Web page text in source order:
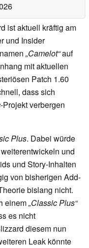
ist aktuell kräftig am
und Insider
„Camelot“auf
mit aktuellen
Patch 1.60
dass sich
-Projekt verbergen
Plus. Dabei würde
und
und Story-Inhalten
von bisherigen Add-
bislang nicht.
einem„Classic Plus“
es nicht
diesem nun
Leak könnte